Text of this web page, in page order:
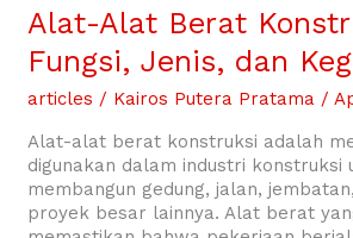
Alat-Alat Berat
Fungsi, Jenis, dan
articles / Kairos Putera Pratama /
Alat-alat berat konstruksi adalah
digunakan dalam industri konstruksi
membangun gedung, jalan,
proyek besar lainnya. Alat berat
Berat
Konstruksi:
Fungsi,
dan
Kegunaannya